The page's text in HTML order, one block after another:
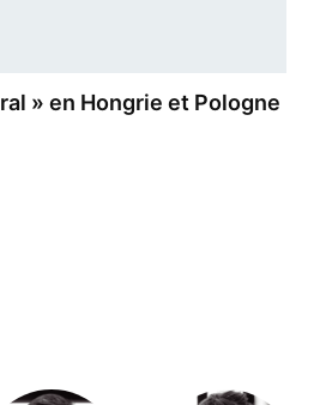
» en Hongrie et Pologne